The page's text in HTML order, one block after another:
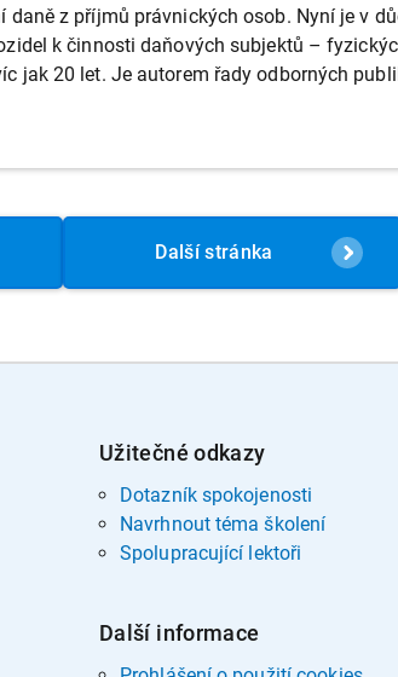
z příjmů právnických osob. Nyní je v
k činnosti daňových subjektů –
jak 20 let. Je autorem řady odborných
Dalšístránka
Užitečné odkazy
Dotazník spokojenosti
Navrhnout téma školení
Spolupracující lektoři
Další informace